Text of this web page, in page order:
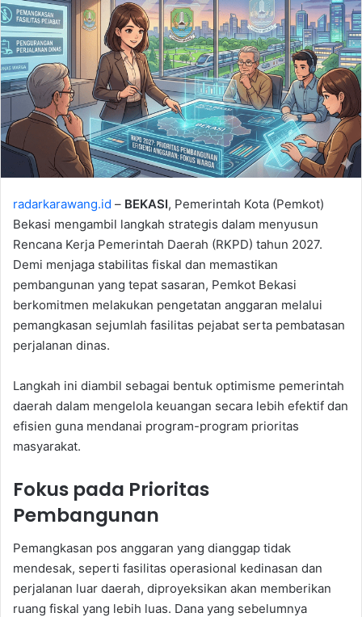
radarkarawang.id – BEKASI, Pemerintah Kota (Pemkot)
Bekasi mengambil langkah strategis dalam menyusun
Rencana Kerja Pemerintah Daerah (RKPD) tahun 2027.
Demi menjaga stabilitas fiskal dan memastikan
pembangunan yang tepat sasaran, Pemkot Bekasi
berkomitmen melakukan pengetatan anggaran melalui
pemangkasan sejumlah fasilitas pejabat serta pembatasan
perjalanan dinas.
Langkah ini diambil sebagai bentuk optimisme pemerintah
daerah dalam mengelola keuangan secara lebih efektif dan
efisien guna mendanai program-program prioritas
masyarakat.
Fokus pada Prioritas
Pembangunan
Pemangkasan pos anggaran yang dianggap tidak
mendesak, seperti fasilitas operasional kedinasan dan
perjalanan luar daerah, diproyeksikan akan memberikan
ruang fiskal yang lebih luas. Dana yang sebelumnya